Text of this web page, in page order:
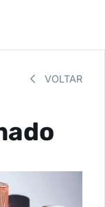
VOLTAR